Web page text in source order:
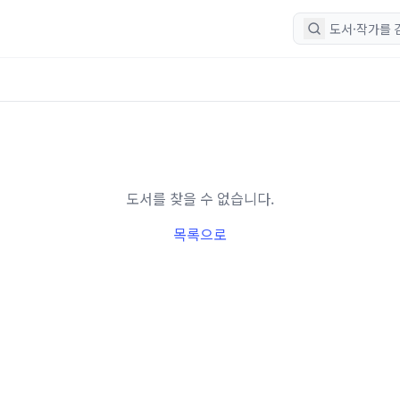
도서를 찾을 수 없습니다.
목록으로